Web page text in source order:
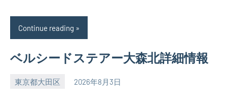
Continue reading
ベルシードステアー大森北詳細情報
東京都大田区 2026年8月3日
SEZIMO